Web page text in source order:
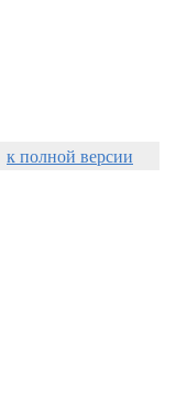
к полной версии